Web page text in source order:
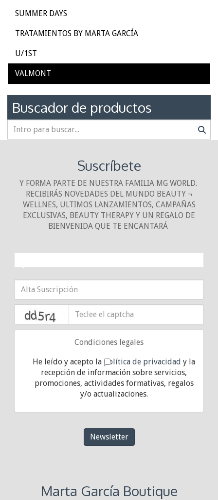
SUMMER DAYS
TRATAMIENTOS BY MARTA GARCÍA
U/1ST
VALMONT
Buscador de productos
Suscríbete
Y FORMA PARTE DE NUESTRA FAMILIA MG WORLD.
RECIBIRÁS NOVEDADES DEL MUNDO BEAUTY ¬
WELLNES, ULTIMOS LANZAMIENTOS, CAMPAÑAS
EXCLUSIVAS, BEAUTY THERAPY Y UN REGALO DE
BIENVENIDA QUE TE ENCANTARÁ
Condiciones legales
He leído y acepto la política de privacidad y la
recepción de información sobre servicios,
promociones, actividades formativas, regalos
y/o actualizaciones.
Newsletter
Marta García Boutique